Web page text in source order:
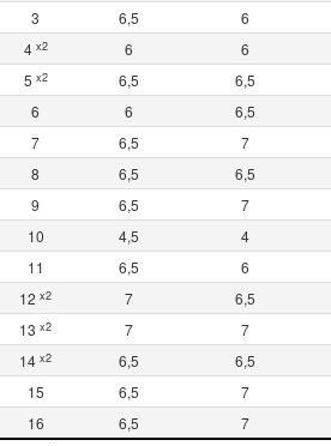
3 6,5 6
4 x2 6 6
5 x2 6,5 6,5
6 6 6,5
7 6,5 7
8 6,5 6,5
9 6,5 7
10 4,5 4
11 6,5 6
12 x2 7 6,5
13 x2 7 7
14 x2 6,5 6,5
15 6,5 7
16 6,5 7